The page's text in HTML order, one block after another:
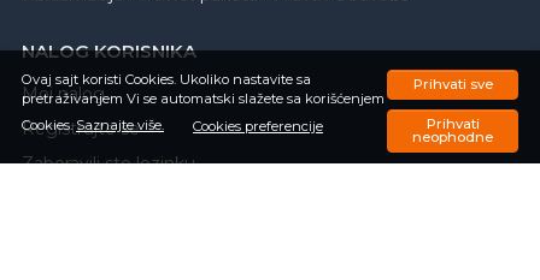
Ovaj sajt koristi Cookies. Ukoliko nastavite sa
pretraživanjem Vi se automatski slažete sa korišćenjem
Cookies.Saznajte više. Cookies preferencije
Prihvati sve
Prihvati
neophodne
NALOG KORISNIKA
Moj nalog
Registrujte se
Zaboravili ste lozinku